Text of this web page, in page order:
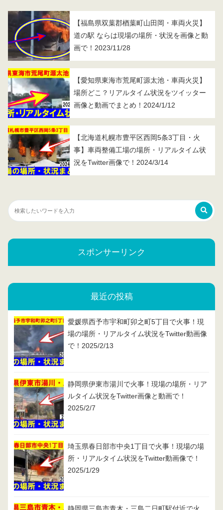
【福島県双葉郡楢葉町山田岡・車両火災】
道の駅 ならは現場の場所・状況を画像と動
画で！2023/11/28
【愛知県東海市荒尾町源太池・車両火災】
場所どこ？リアルタイム状況をツイッター
画像と動画でまとめ！2024/1/12
【北海道札幌市豊平区西岡5条3丁目・火
事】車両整備工場の場所・リアルタイム状
況をTwitter画像で！2024/3/14
スポンサーリンク
最近の投稿
愛媛県西予市宇和町卯之町5丁目で火事！現
場の場所・リアルタイム状況をTwitter動画像
で！2025/2/13
静岡県伊東市湯川で火事！現場の場所・リア
ルタイム状況をTwitter画像と動画で！
2025/2/7
埼玉県春日部市中央1丁目で火事！現場の場
所・リアルタイム状況をTwitter動画像で！
2025/1/29